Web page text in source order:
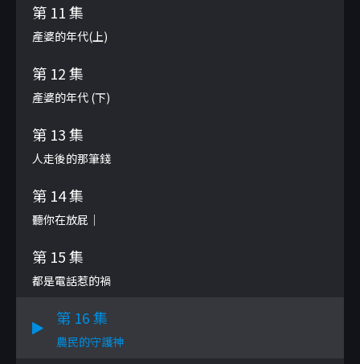
第 11 集
產婆的年代(上)
第 12 集
產婆的年代 (下)
第 13 集
人走後的那筆錢
第 14 集
聽你在放屁｜
第 15 集
都是電話惹的禍
第 16 集
農民的守護神